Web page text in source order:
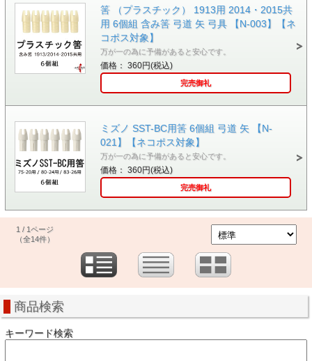
筈 （プラスチック） 1913用 2014・2015共
用 6個組 含み筈 弓道 矢 弓具 【N-003】【ネ
コポス対象】
万が一の為に予備があると安心です。
価格： 360円(税込)
完売御礼
ミズノ SST-BC用筈 6個組 弓道 矢 【N-
021】【ネコポス対象】
万が一の為に予備があると安心です。
価格： 360円(税込)
完売御礼
1 / 1ページ
（全14件）
商品検索
キーワード検索